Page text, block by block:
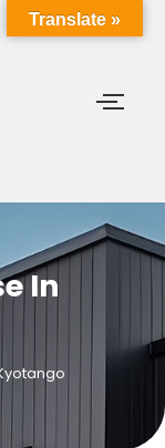
In
Translate »